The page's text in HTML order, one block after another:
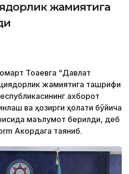
жамиятига
Тоқаевга “Давлат
жамиятига ташрифи
ахборот
ва ҳозирги ҳолати бўйича
маълумот берилди, деб
Акордага таяниб.